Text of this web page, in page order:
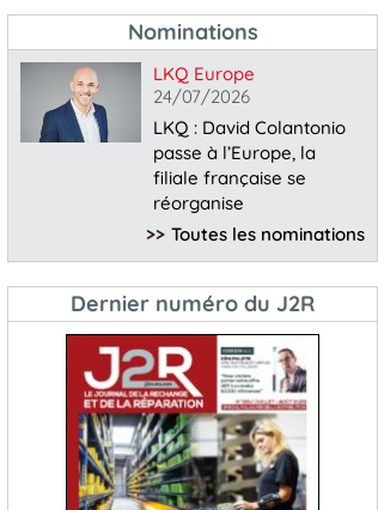
Nominations
LKQ Europe
24/07/2026
LKQ : David Colantonio
passe à l’Europe, la
filiale française se
réorganise
>> Toutes les nominations
Dernier numéro du J2R